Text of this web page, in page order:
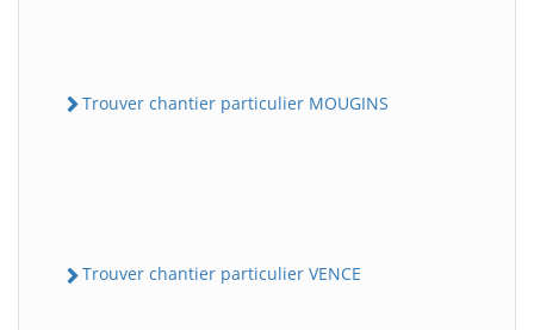
Trouver chantier particulier MOUGINS
Trouver chantier particulier VENCE